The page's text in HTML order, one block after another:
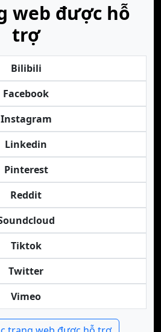
web được hỗ
trợ
Bilibili
Facebook
Instagram
Linkedin
Pinterest
Reddit
Tiktok
Twitter
Vimeo